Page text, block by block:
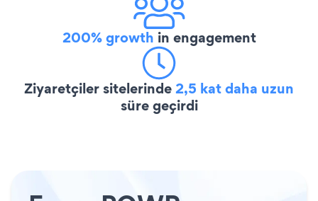
200% growth in engagement
Ziyaretçiler sitelerinde2,5 kat daha uzun
süre geçirdi